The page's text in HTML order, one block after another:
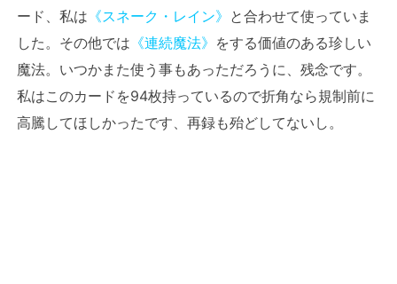
ード、私は 《スネーク・レイン》 と合わせて使っていま
した。その他では 《連続魔法》 をする価値のある珍しい
魔法。いつかまた使う事もあっただろうに、残念です。
私はこのカードを94枚持っているので折角なら規制前に
高騰してほしかったです、再録も殆どしてないし。